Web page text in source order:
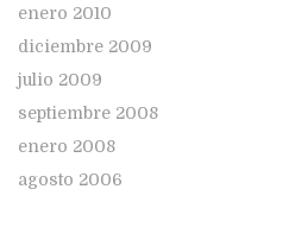
enero 2010
diciembre 2009
julio 2009
septiembre 2008
enero 2008
agosto 2006